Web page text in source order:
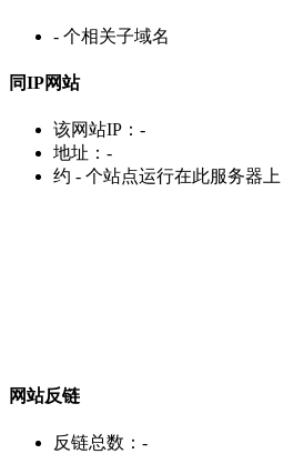
- 个相关子域名
同IP网站
该网站IP： -
地址： -
约 - 个站点运行在此服务器上
网站反链
反链总数： -